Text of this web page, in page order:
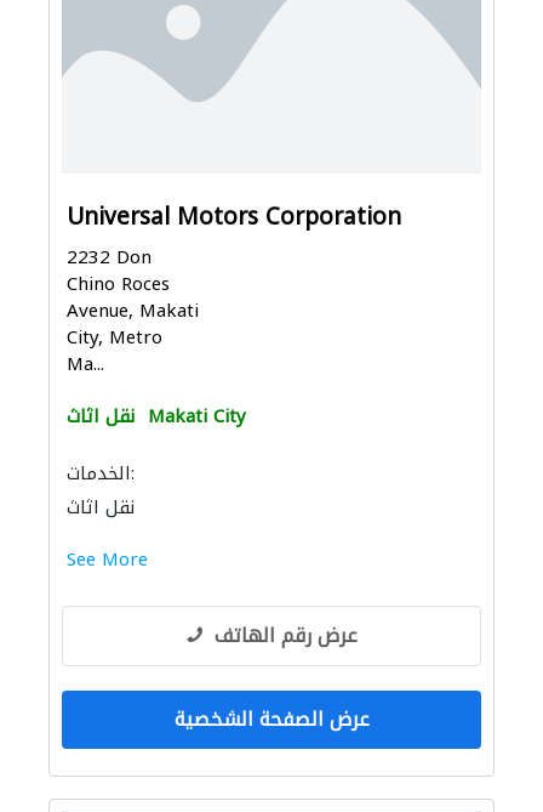
Universal Motors Corporation
2232 Don
Chino Roces
Avenue, Makati
City, Metro
Ma...
نقل اثاث Makati City
الخدمات:
نقل اثاث
See More
عرض رقم الهاتف
عرض الصفحة الشخصية